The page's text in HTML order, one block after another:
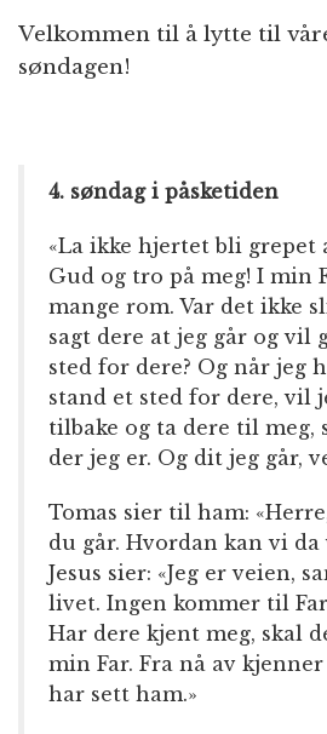
Velkommen til å lytte til
søndagen!
4. søndag i påsketiden
«La ikke hjertet bli grepet
Gud og tro på meg! I min
mange rom. Var det ikke
sagt dere at jeg går og vil
sted for dere? Og når jeg
stand et sted for dere, vil
tilbake og ta dere til meg,
der jeg er. Og dit jeg går,
Tomas sier til ham:
du går. Hvordan kan vi da
Jesus sier: «Jeg er veien,
livet. Ingen kommer til
Har dere kjent meg, skal
min Far. Fra nå av
har sett ham.»